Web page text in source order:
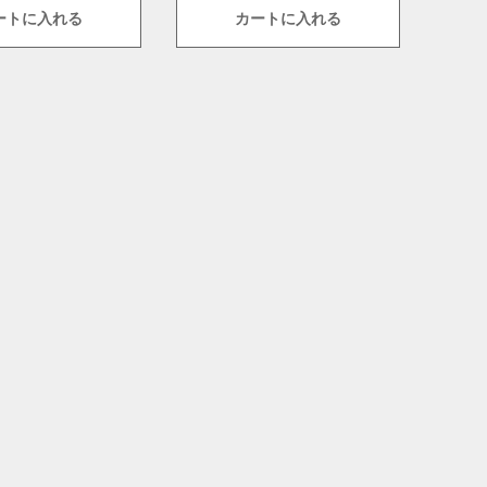
トに入れる カートに入れる